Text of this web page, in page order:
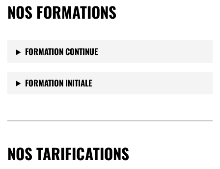
NOS FORMATIONS
FORMATION CONTINUE
FORMATION INITIALE
NOS TARIFICATIONS